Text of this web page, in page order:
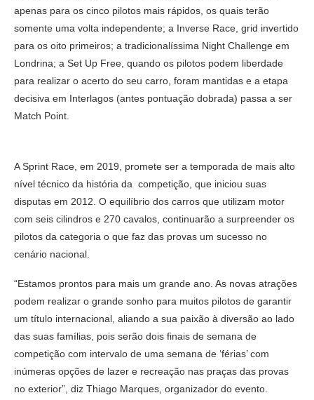
apenas para os cinco pilotos mais rápidos, os quais terão
somente uma volta independente; a Inverse Race, grid invertido
para os oito primeiros; a tradicionalíssima Night Challenge em
Londrina; a Set Up Free, quando os pilotos podem liberdade
para realizar o acerto do seu carro, foram mantidas e a etapa
decisiva em Interlagos (antes pontuação dobrada) passa a ser
Match Point.
A Sprint Race, em 2019, promete ser a temporada de mais alto
nível técnico da história da competição, que iniciou suas
disputas em 2012. O equilíbrio dos carros que utilizam motor
com seis cilindros e 270 cavalos, continuarão a surpreender os
pilotos da categoria o que faz das provas um sucesso no
cenário nacional.
“Estamos prontos para mais um grande ano. As novas atrações
podem realizar o grande sonho para muitos pilotos de garantir
um título internacional, aliando a sua paixão à diversão ao lado
das suas famílias, pois serão dois finais de semana de
competição com intervalo de uma semana de ‘férias’ com
inúmeras opções de lazer e recreação nas praças das provas
no exterior”, diz Thiago Marques, organizador do evento.